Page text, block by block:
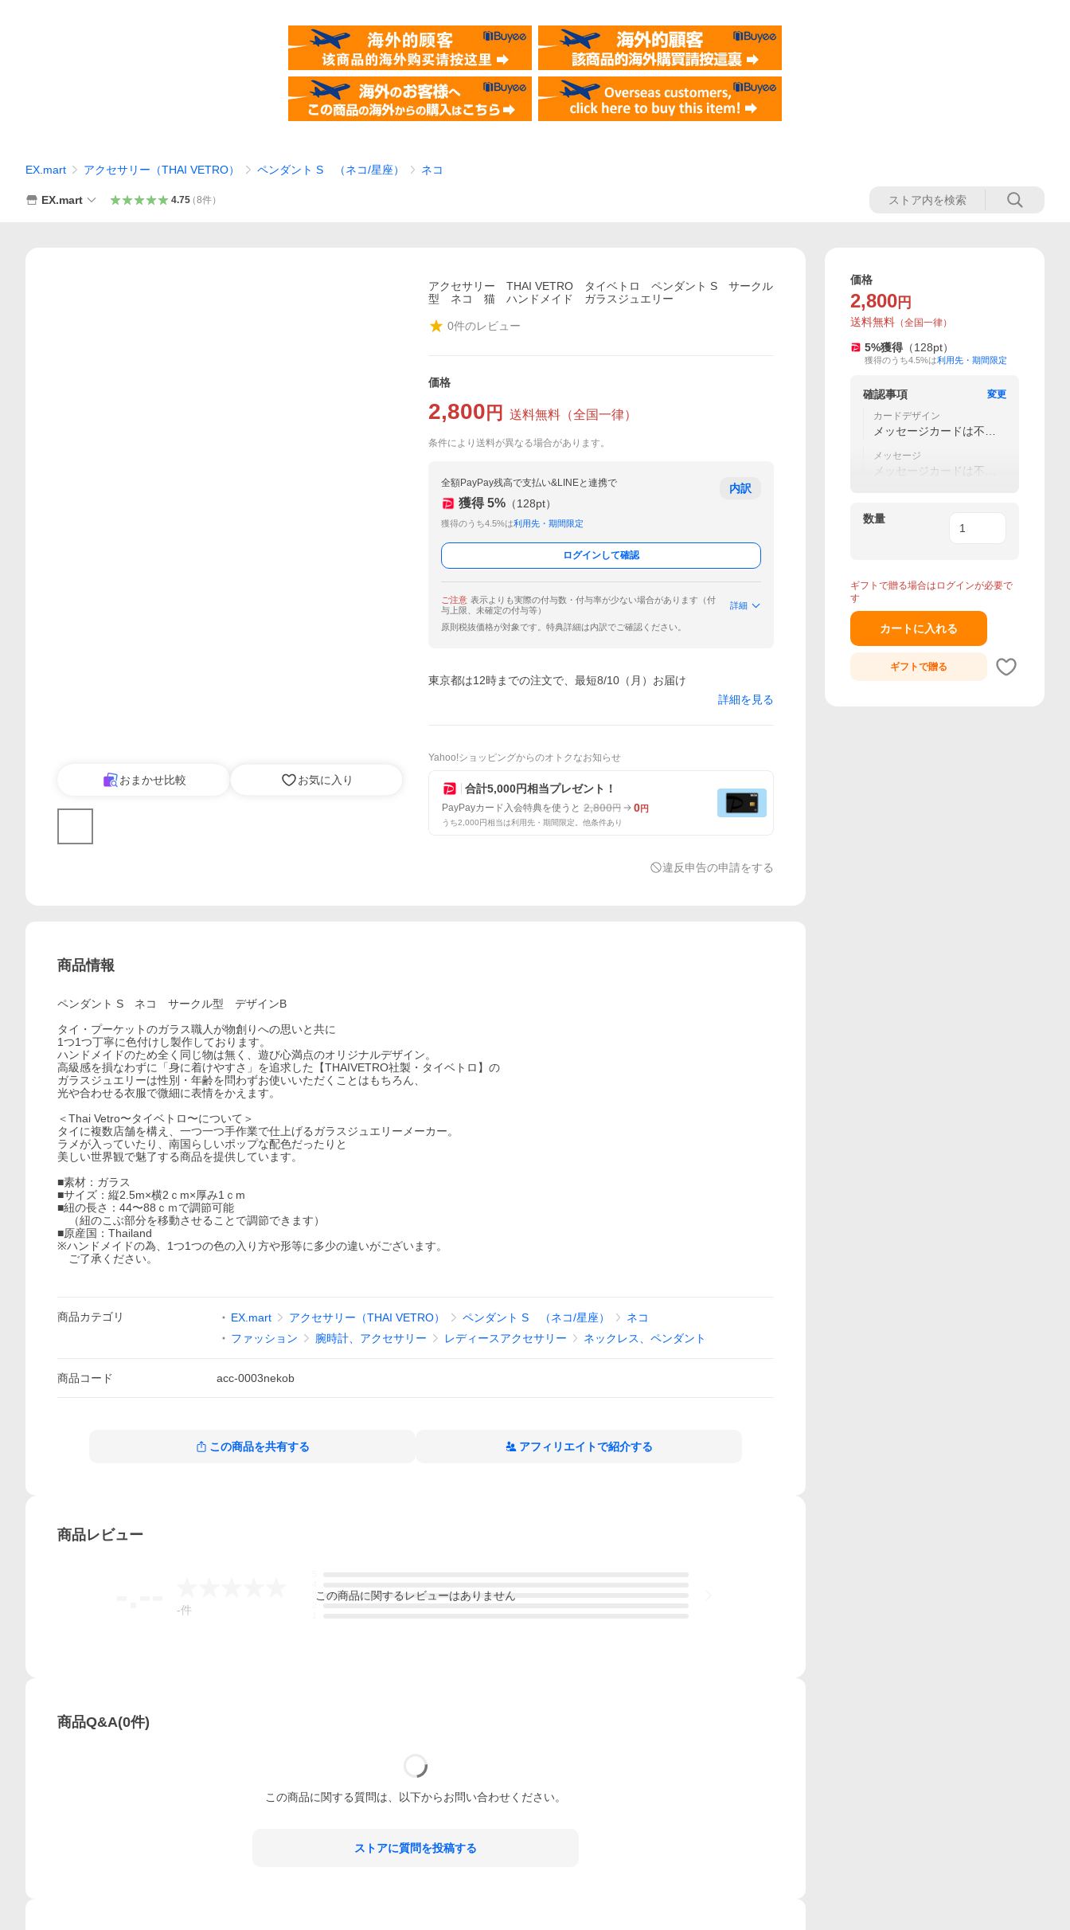
EX.mart アクセサリー（THAI VETRO） ペンダント S （ネコ/星座） ネコ
EX.mart 4.75（8件）
おまかせ比較 お気に入り
アクセサリー THAI VETRO タイベトロ ペンダント S サークル
型 ネコ 猫 ハンドメイド ガラスジュエリー
0件のレビュー
価格
2,800 円 送料無料 （全国一律）
条件により送料が異なる場合があります。
全額PayPay残高で支払い&LINEと連携で
獲得 5% （128pt）
獲得のうち4.5%は利用先・期間限定
内訳
ログインして確認
ご注意 表示よりも実際の付与数・付与率が少ない場合があります（付
与上限、未確定の付与等）
詳細
原則税抜価格が対象です。特典詳細は内訳でご確認ください。
東京都は12時までの注文で、最短8/10（月）お届け
詳細を見る
Yahoo!ショッピングからのオトクなお知らせ
合計5,000円相当プレゼント！
PayPayカード入会特典を使うと 2,800円 0円
うち2,000円相当は利用先・期間限定。他条件あり
違反申告の申請をする
商品情報
ペンダント S ネコ サークル型 デザインB
タイ・プーケットのガラス職人が物創りへの思いと共に
1つ1つ丁寧に色付けし製作しております。
ハンドメイドのため全く同じ物は無く、遊び心満点のオリジナルデザイン。
高級感を損なわずに「身に着けやすさ」を追求した【THAIVETRO社製・タイベトロ】の
ガラスジュエリーは性別・年齢を問わずお使いいただくことはもちろん、
光や合わせる衣服で微細に表情をかえます。
＜Thai Vetro〜タイベトロ〜について＞
タイに複数店舗を構え、一つ一つ手作業で仕上げるガラスジュエリーメーカー。
ラメが入っていたり、南国らしいポップな配色だったりと
美しい世界観で魅了する商品を提供しています。
■素材：ガラス
■サイズ：縦2.5m×横2ｃm×厚み1ｃm
■紐の長さ：44〜88ｃｍで調節可能
（紐のこぶ部分を移動させることで調節できます）
■原産国：Thailand
※ハンドメイドの為、1つ1つの色の入り方や形等に多少の違いがございます。
ご了承ください。
商品カテゴリ EX.mart アクセサリー（THAI VETRO） ペンダント S （ネコ/星座）
ネコ
ファッション
腕時計、アクセサリー レディースアクセサリー ネックレス、ペンダント
商品コード acc-0003nekob
この商品を共有する アフィリエイトで紹介する
商品レビュー
-件
この商品に関するレビューはありません
商品Q&A(0件)
この商品に関する質問は、以下からお問い合わせください。
ストアに質問を投稿する
価格
2,800 円
送料無料 （全国一律）
5%獲得 （128pt）
獲得のうち4.5%は利用先・期間限定
確認事項
変更
カードデザイン
メッセージカードは不要
メッセージ
メッセージカードは不要
数量
ギフトで贈る場合はログインが必要で
す
カートに入れる
ギフトで贈る